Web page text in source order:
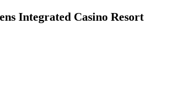
Integrated Casino Resort